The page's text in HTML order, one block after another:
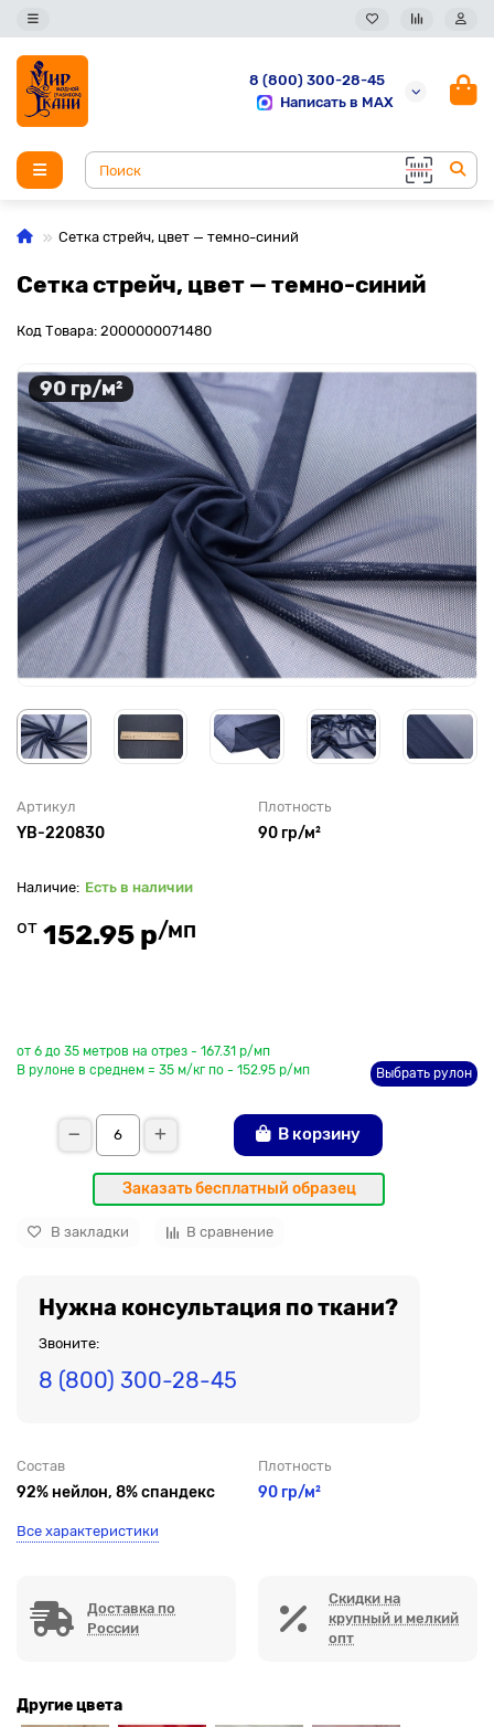
8 (800) 300-28-45
Написать в MAX
Сетка стрейч, цвет — темно-синий
Сетка стрейч, цвет — темно-синий
Код Товара: 2000000071480
90 гр/м²
Артикул
YB-220830
Плотность
90 гр/м²
Есть в наличии
от 152.95 р/мп
от 6 до 35 метров на отрез - 167.31 р/мп
В рулоне в среднем = 35 м/кг по - 152.95 р/мп
Выбрать рулон
В корзину
Заказать бесплатный образец
В закладки В сравнение
Нужна консультация по ткани?
Звоните:
8 (800) 300-28-45
Состав
92% нейлон, 8% спандекс
Плотность
90 гр/м²
Все характеристики
Доставка по
России
Скидки на
крупный и мелкий
опт
Другие цвета